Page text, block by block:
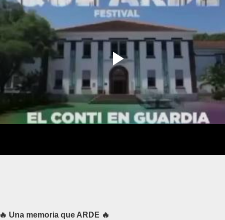
🔥 Una memoria que ARDE 🔥